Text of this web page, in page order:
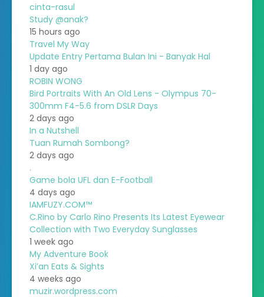
cinta-rasul
Study @anak?
15 hours ago
Travel My Way
Update Entry Pertama Bulan Ini - Banyak Hal
1 day ago
ROBIN WONG
Bird Portraits With An Old Lens - Olympus 70-
300mm F4-5.6 from DSLR Days
2 days ago
In a Nutshell
Tuan Rumah Sombong?
2 days ago
.
Game bola UFL dan E-Football
4 days ago
IAMFUZY.COM™
C.Rino by Carlo Rino Presents Its Latest Eyewear
Collection with Two Everyday Sunglasses
1 week ago
My Adventure Book
Xi’an Eats & Sights
4 weeks ago
muzir.wordpress.com